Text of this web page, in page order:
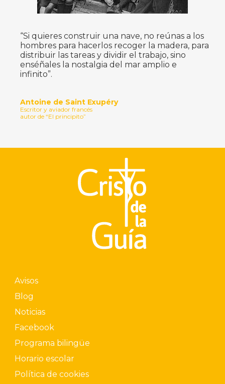
“Si quieres construir una nave, no reúnas a los
hombres para hacerlos recoger la madera, para
distribuir las tareas y dividir el trabajo, sino
enséñales la nostalgia del mar amplio e
infinito”.
Antoine de Saint Exupéry
Escritor y aviador francés
autor de “El principito”
Avisos
Blog
Noticias
Facebook
Programa bilingüe
Horario escolar
Política de cookies